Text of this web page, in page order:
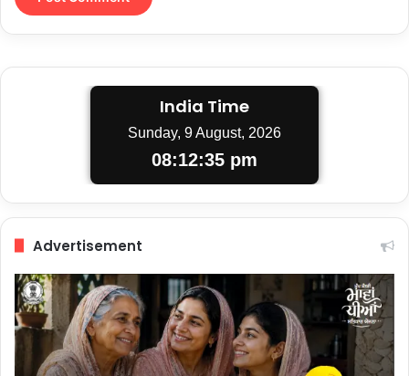
India Time
Sunday, 9 August, 2026
08:12:36 pm
Advertisement